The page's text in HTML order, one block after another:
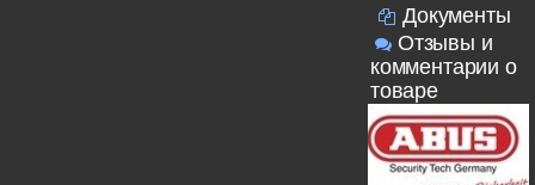
Документы
Отзывы и
комментарии о
товаре